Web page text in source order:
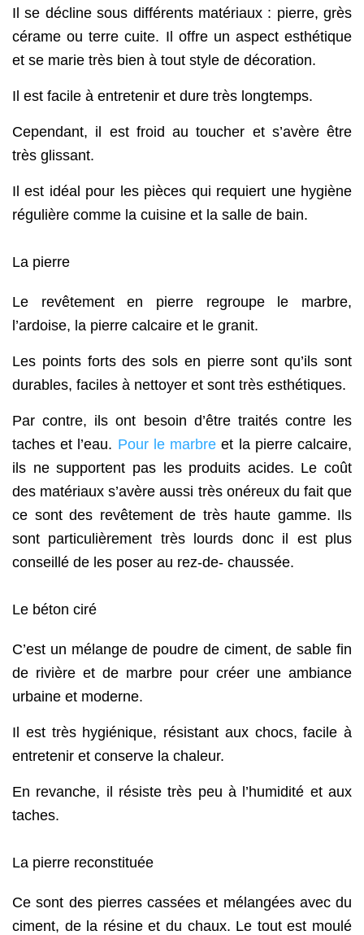
Il se décline sous différents matériaux : pierre, grès
cérame ou terre cuite. Il offre un aspect esthétique
et se marie très bien à tout style de décoration.
Il est facile à entretenir et dure très longtemps.
Cependant, il est froid au toucher et s’avère être
très glissant.
Il est idéal pour les pièces qui requiert une hygiène
régulière comme la cuisine et la salle de bain.
La pierre
Le revêtement en pierre regroupe le marbre,
l’ardoise, la pierre calcaire et le granit.
Les points forts des sols en pierre sont qu’ils sont
durables, faciles à nettoyer et sont très esthétiques.
Par contre, ils ont besoin d’être traités contre les
taches et l’eau. Pour le marbre et la pierre calcaire,
ils ne supportent pas les produits acides. Le coût
des matériaux s’avère aussi très onéreux du fait que
ce sont des revêtement de très haute gamme. Ils
sont particulièrement très lourds donc il est plus
conseillé de les poser au rez-de- chaussée.
Le béton ciré
C’est un mélange de poudre de ciment, de sable fin
de rivière et de marbre pour créer une ambiance
urbaine et moderne.
Il est très hygiénique, résistant aux chocs, facile à
entretenir et conserve la chaleur.
En revanche, il résiste très peu à l’humidité et aux
taches.
La pierre reconstituée
Ce sont des pierres cassées et mélangées avec du
ciment, de la résine et du chaux. Le tout est moulé